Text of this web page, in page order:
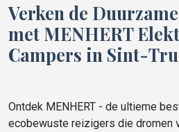
Verken de
met MENHERT
Campers in Sint-
Ontdek MENHERT - de ultieme
ecobewuste reizigers die dromen